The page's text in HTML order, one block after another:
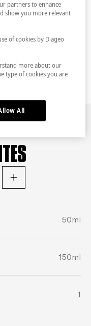
sin alcohol.
Tanqueray 0.0
ofreciendo una
y refrescante.
bartender
50ml
150ml
1
partners to enhance
show you more relevant
of cookies by Diageo
more about our
type of cookies you are
All